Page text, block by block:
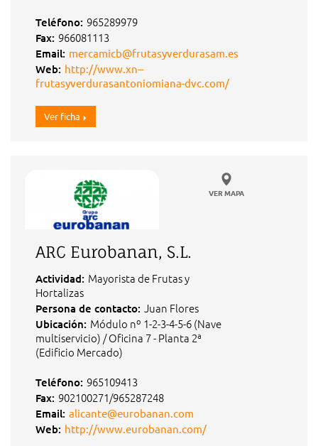
Teléfono: 965289979
Fax: 966081113
Email: mercamicb@frutasyverdurasam.es
Web: http://www.xn--
frutasyverdurasantoniomiana-dvc.com/
Ver ficha
VER MAPA
ARC Eurobanan, S.L.
Actividad: Mayorista de Frutas y
Hortalizas
Persona de contacto: Juan Flores
Ubicación: Módulo nº 1-2-3-4-5-6 (Nave
multiservicio) / Oficina 7 - Planta 2ª
(Edificio Mercado)
Teléfono: 965109413
Fax: 902100271/965287248
Email: alicante@eurobanan.com
Web: http://www.eurobanan.com/